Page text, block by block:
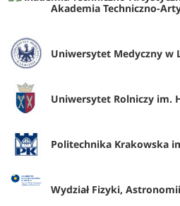
Akademia Techniczno-Artystyczna - Wydział
Uniwersytet Medyczny w
Uniwersytet Rolniczy im. Hugona
Politechnika Krakowska im.
Wydział Fizyki, Astronomii i